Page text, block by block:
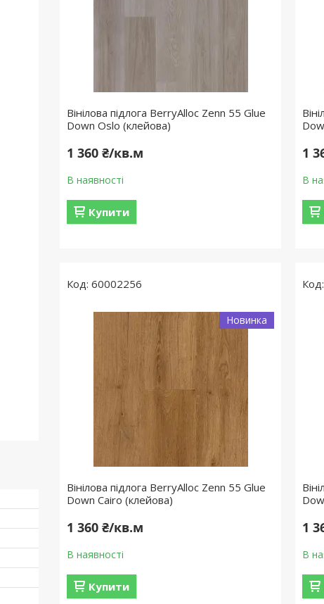
Вінілова підлога BerryAlloc Zenn 55 Glue
Down Oslo (клейова)
1 360 ₴/кв.м
В наявності
Купити
1
В
60002256
Новинка
Вінілова підлога BerryAlloc Zenn 55 Glue
Down Cairo (клейова)
1 360 ₴/кв.м
В наявності
Купити
1
В